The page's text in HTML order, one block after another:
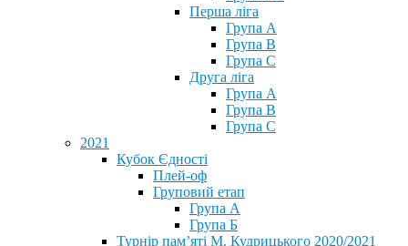
Перша ліга
Група A
Група B
Група C
Друга ліга
Група A
Група B
Група C
2021
Кубок Єдності
Плей-оф
Груповий етап
Група А
Група Б
Турнір пам’яті М. Кудрицького 2020/2021